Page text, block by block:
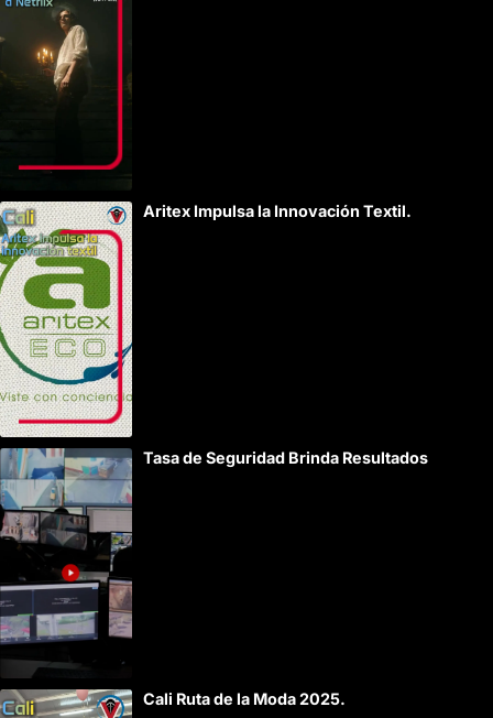
Aritex Impulsa la Innovación Textil.
Tasa de Seguridad Brinda Resultados
Cali Ruta de la Moda 2025.